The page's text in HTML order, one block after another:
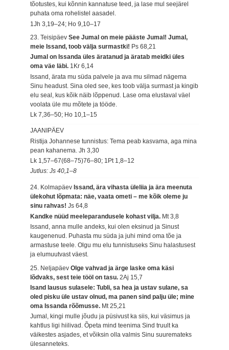
tõotustes, kui kõnnin kannatuse teed, ja lase mul seejärel
puhata oma rohelistel aasadel.
1Jh 3,19–24; Ho 9,10–17
23. TeisipäevSee Jumal on meie pääste Jumal! Jumal,
meie Issand, toob välja surmastki! Ps 68,21
Jumal on Issanda üles äratanud ja äratab meidki üles
oma väe läbi. 1Kr 6,14
Issand, ärata mu süda palvele ja ava mu silmad nägema
Sinu headust. Sina oled see, kes toob välja surmast ja kingib
elu seal, kus kõik näib lõppenud. Lase oma elustaval väel
voolata üle mu mõtete ja tööde.
Lk 7,36–50; Ho 10,1–15
JAANIPÄEV
Ristija Johannese tunnistus: Tema peab kasvama, aga mina
pean kahanema.Jh 3,30
Lk 1,57–67(68–75)76–80; 1Pt 1,8–12
Jutlus: Js 40,1–8
24. Kolmapäev Issand, ära vihasta üleliia ja ära meenuta
ülekohut lõpmata: näe, vaata ometi – me kõik oleme ju
sinu rahvas!Js 64,8
Kandke nüüd meeleparandusele kohast vilja. Mt 3,8
Issand, anna mulle andeks, kui olen eksinud ja Sinust
kaugenenud. Puhasta mu süda ja juhi mind oma tõe ja
armastuse teele. Olgu mu elu tunnistuseks Sinu halastusest
ja elumuutvast väest.
25. NeljapäevOlge vahvad ja ärge laske oma käsi
lõdvaks, sest teie tööl on tasu.2Aj 15,7
Isand lausus sulasele: Tubli, sa hea ja ustav sulane, sa
oled pisku üle ustav olnud, ma panen sind palju üle; mine
oma Issanda rõõmusse. Mt 25,21
Jumal, kingi mulle jõudu ja püsivust ka siis, kui väsimus ja
kahtlus ligi hiilivad. Õpeta mind teenima Sind truult ka
väikestes asjades, et võiksin olla valmis Sinu suuremateks
ülesanneteks.